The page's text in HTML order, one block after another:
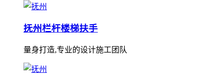
抚州栏杆楼梯扶手
量身打造,专业的设计施工团队